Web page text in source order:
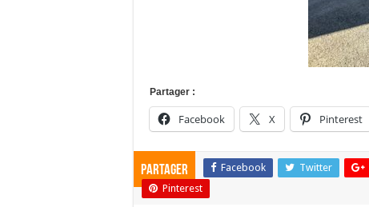
Partager :
Facebook X Pinterest
Partager Facebook Twitter
Pinterest